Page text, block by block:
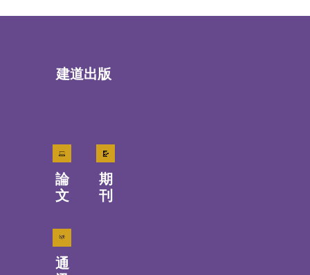
建道出版
論
文
期
刊
通